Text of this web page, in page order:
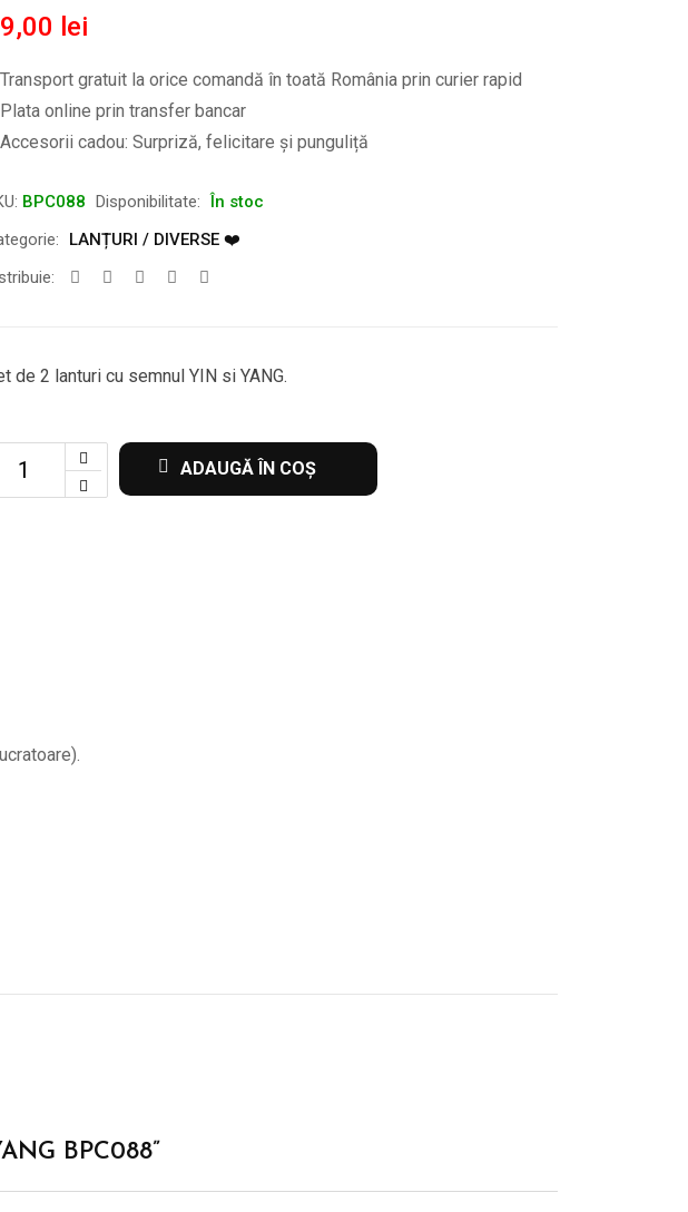
lei
Transport gratuit la orice comandă în toată România prin curier rapid
Plata online prin transfer bancar
Accesorii cadou: Surpriză, felicitare și punguliță
BPC088 Disponibilitate: În stoc
LANȚURI / DIVERSE ❤️
de 2 lanturi cu semnul YIN si YANG.
ADAUGĂ ÎN COȘ
BPC088”